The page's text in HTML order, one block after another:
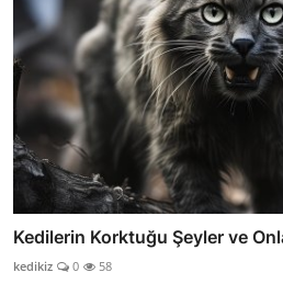
Kedilerin Korktuğu Şeyler ve
kedikiz 0 58